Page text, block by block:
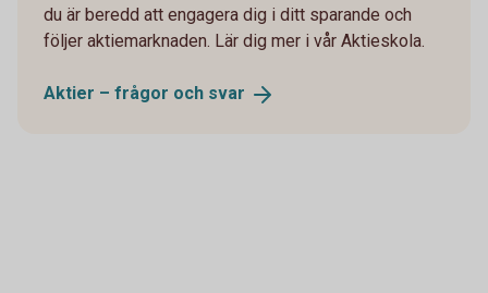
du är beredd att engagera dig i ditt sparande och
följer aktiemarknaden. Lär dig mer i vår Aktieskola.
Aktier – frågor och svar